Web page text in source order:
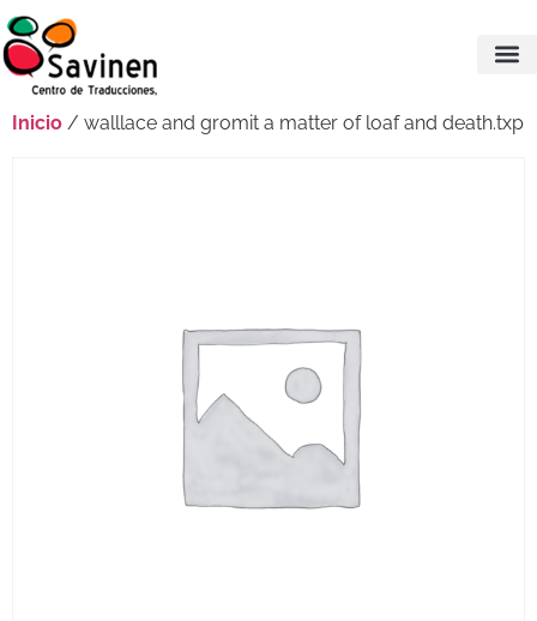
Inicio / walllace and gromit a matter of loaf and death.txp